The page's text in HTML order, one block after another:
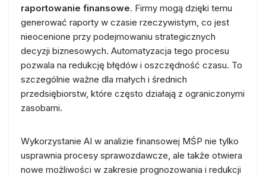
raportowanie finansowe. Firmy mogą dzięki temu
generować raporty w czasie rzeczywistym, co jest
nieocenione przy podejmowaniu strategicznych
decyzji biznesowych. Automatyzacja tego procesu
pozwala na redukcję błędów i oszczędność czasu. To
szczególnie ważne dla małych i średnich
przedsiębiorstw, które często działają z ograniczonymi
zasobami.
Wykorzystanie AI w analizie finansowej MŚP nie tylko
usprawnia procesy sprawozdawcze, ale także otwiera
nowe możliwości w zakresie prognozowania i redukcji